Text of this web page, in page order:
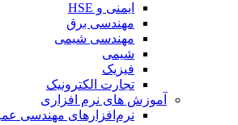
ایمنی و HSE
مهندسی برق
مهندسی شیمی
شیمی
فیزیک
تجارت الکترونیک
آموزش های نرم افزاری
نرم‌افزارهای مهندسی عمران